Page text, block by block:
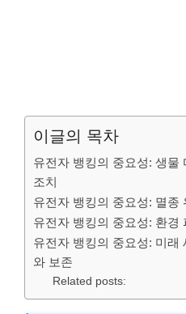
이글의 목차
유전자 뱅킹의 중요성: 생물
조치
유전자 뱅킹의 중요성: 멸종
유전자 뱅킹의 중요성: 환경
유전자 뱅킹의 중요성: 미래
와 보존
Related posts: